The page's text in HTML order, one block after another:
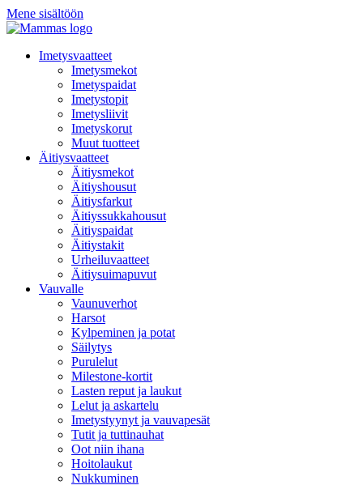
Mene sisältöön
Imetysvaatteet
Imetysmekot
Imetyspaidat
Imetystopit
Imetysliivit
Imetyskorut
Muut tuotteet
Äitiysvaatteet
Äitiysmekot
Äitiyshousut
Äitiysfarkut
Äitiyssukkahousut
Äitiyspaidat
Äitiystakit
Urheiluvaatteet
Äitiysuimapuvut
Vauvalle
Vaunuverhot
Harsot
Kylpeminen ja potat
Säilytys
Purulelut
Milestone-kortit
Lasten reput ja laukut
Lelut ja askartelu
Imetystyynyt ja vauvapesät
Tutit ja tuttinauhat
Oot niin ihana
Hoitolaukut
Nukkuminen